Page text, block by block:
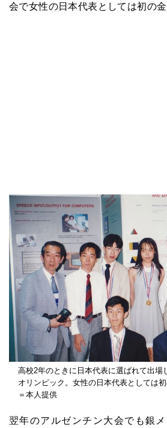
会で女性の日本代表としては初の金
高校2年のときに日本代表に選ばれて出場
オリンピック。女性の日本代表としては
＝本人提供
翌年のアルゼンチン大会でも銀